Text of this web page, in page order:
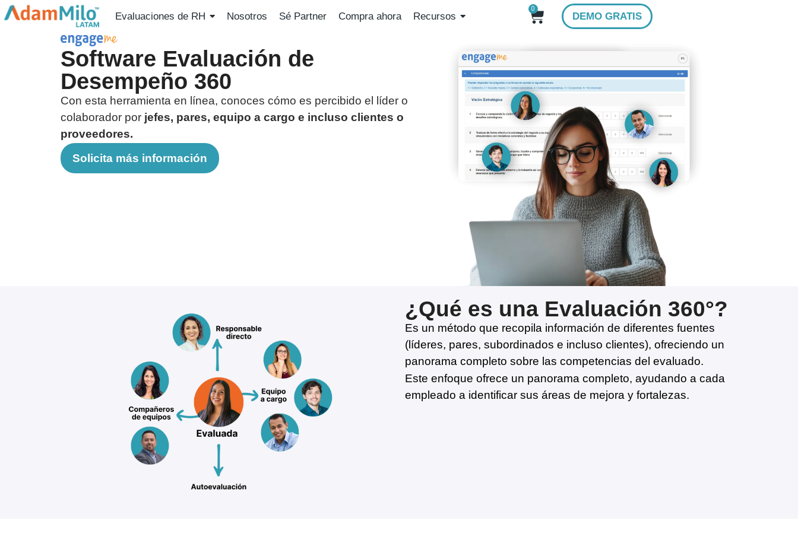
Evaluaciones de RH Nosotros Sé Partner Compra ahora Recursos
0
DEMO GRATIS
Software Evaluación de
Desempeño 360
Con esta herramienta en línea, conoces cómo es percibido el líder o
colaborador por jefes, pares, equipo a cargo e incluso clientes o
proveedores.
Solicita más información
¿Qué es una Evaluación 360°?
Es un método que recopila información de diferentes fuentes
(líderes, pares, subordinados e incluso clientes), ofreciendo un
panorama completo sobre las competencias del evaluado.
Este enfoque ofrece un panorama completo, ayudando a cada
empleado a identificar sus áreas de mejora y fortalezas.